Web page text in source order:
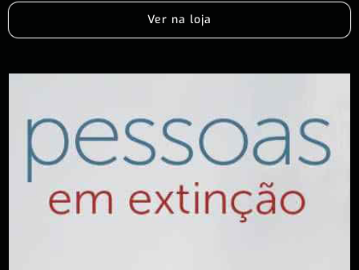
Ver na loja